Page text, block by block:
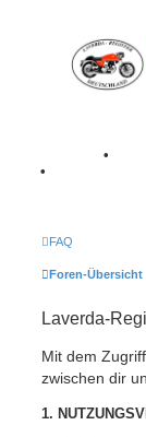
•
•
FAQ
Foren-Übersicht
Laverda-
Mit dem
zwischen dir
1.